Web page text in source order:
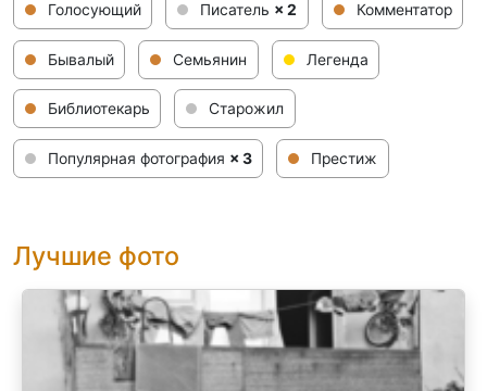
Голосующий Писатель × 2 Комментатор
Бывалый Семьянин Легенда
Библиотекарь Старожил
Популярная фотография × 3 Престиж
Лучшие фото